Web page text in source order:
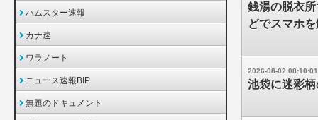
銭湯の脱衣
どでスマホ
2026-08-02 08:10:01
池袋に迷彩
ハムスター速報
カナ速
ワラノート
ニュース速報BIP
無題のドキュメント